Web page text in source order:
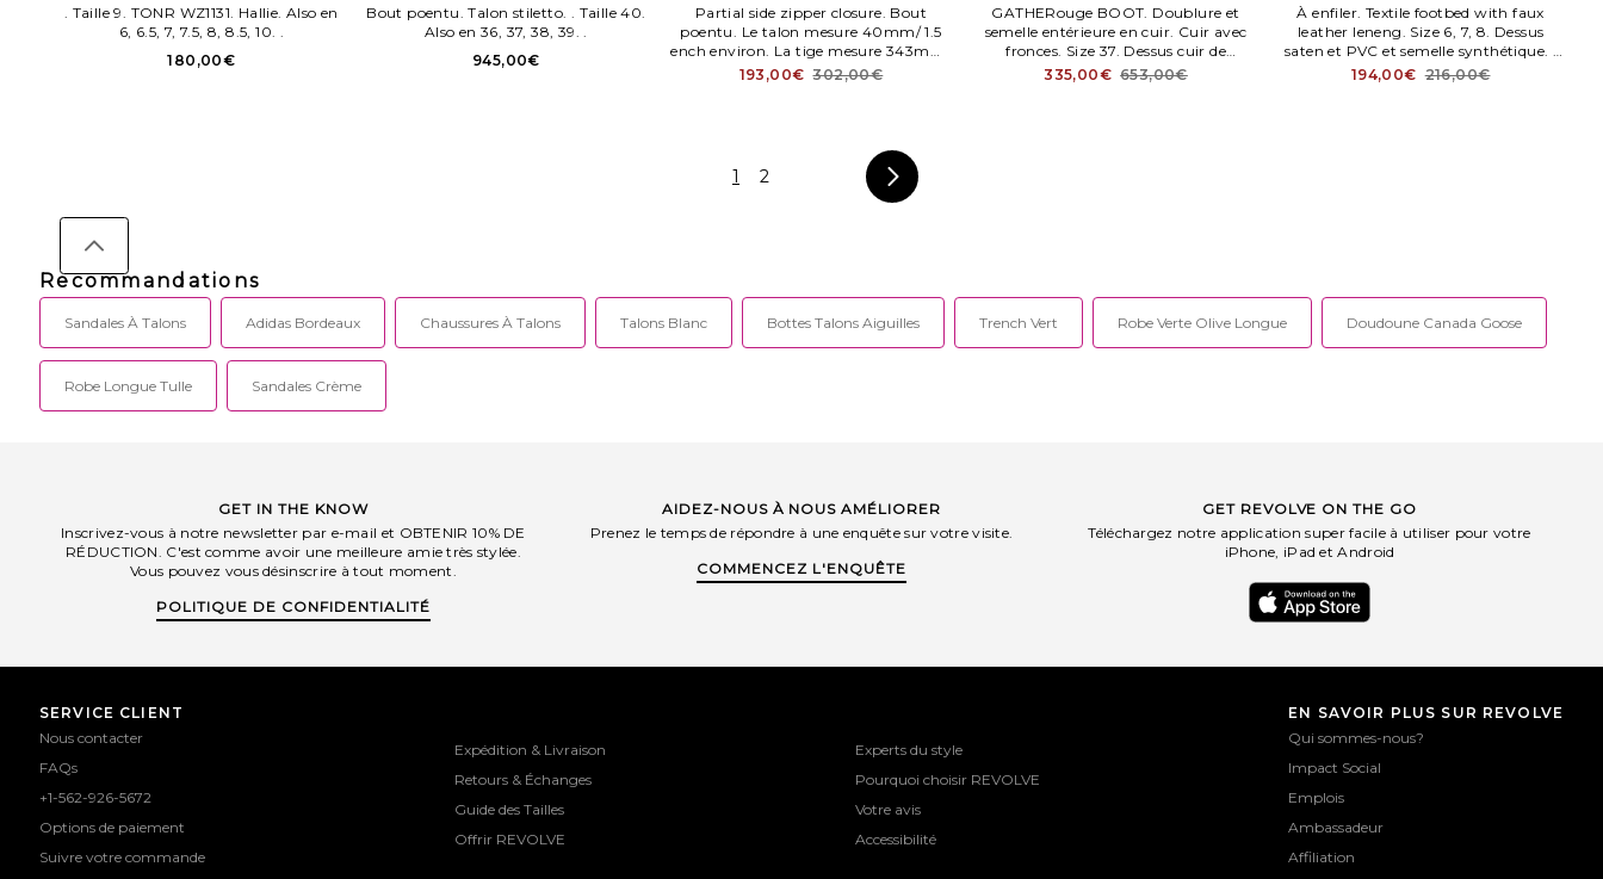
. Taille 9. TONR WZ1131. Hallie. Also en
6, 6.5, 7, 7.5, 8, 8.5, 10. .
180,00€
Bout poentu. Talon stiletto. . Taille 40.
Also en 36, 37, 38, 39. .
945,00€
Partial side zipper closure. Bout
poentu. Le talon mesure 40mm/ 1.5
ench environ. La tige mesure 343mm/
13.5 ench environ. Kedvice BOTTen. E
193,00€ 302,00€
GATHERouge BOOT. Doublure et
semelle entérieure en cuir. Cuir avec
fronces. Size 37. Dessus cuir de
vachette Fauvené végétal et semelle
335,00€ 653,00€
À enfiler. Textile footbed with faux
leather leneng. Size 6, 7, 8. Dessus
saten et PVC et semelle synthétique. .
Taille 9.
194,00€ 216,00€
1 2
Recommandations
Sandales À Talons Adidas Bordeaux Chaussures À Talons Talons Blanc Bottes Talons Aiguilles Trench Vert Robe Verte Olive Longue Doudoune Canada Goose
Robe Longue Tulle Sandales Crème
GET IN THE KNOW
Inscrivez-vous à notre newsletter par e-mail et OBTENIR 10% DE
RÉDUCTION. C'est comme avoir une meilleure amie très stylée.
Vous pouvez vous désinscrire à tout moment.
POLITIQUE DE CONFIDENTIALITÉ
AIDEZ-NOUS À NOUS AMÉLIORER
Prenez le temps de répondre à une enquête sur votre visite.
COMMENCEZ L'ENQUÊTE
GET REVOLVE ON THE GO
Téléchargez notre application super facile à utiliser pour votre
iPhone, iPad et Android
SERVICE CLIENT
Nous contacter
FAQs
+1-562-926-5672
Options de paiement
Suivre votre commande
Expédition & Livraison
Retours & Échanges
Guide des Tailles
Offrir REVOLVE
Experts du style
Pourquoi choisir REVOLVE
Votre avis
Accessibilité
EN SAVOIR PLUS SUR REVOLVE
Qui sommes-nous?
Impact Social
Emplois
Ambassadeur
Affiliation